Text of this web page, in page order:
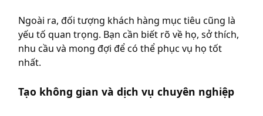
Ngoài ra, đối tượng khách hàng mục tiêu cũng là
yếu tố quan trọng. Bạn cần biết rõ về họ, sở thích,
nhu cầu và mong đợi để có thể phục vụ họ tốt
nhất.
Tạo không gian và dịch vụ chuyên nghiệp